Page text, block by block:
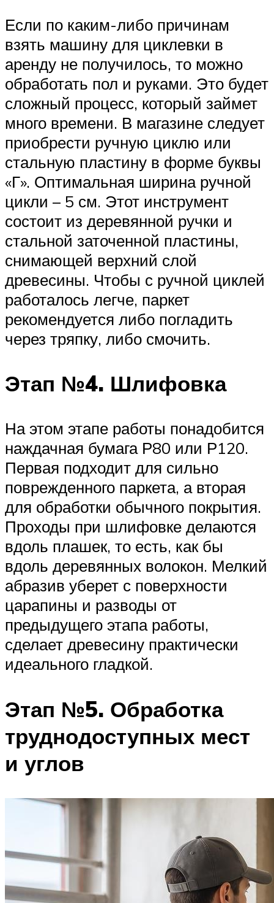
Если по каким-либо причинам
взять машину для циклевки в
аренду не получилось, то можно
обработать пол и руками. Это будет
сложный процесс, который займет
много времени. В магазине следует
приобрести ручную циклю или
стальную пластину в форме буквы
«Г». Оптимальная ширина ручной
цикли – 5 см. Этот инструмент
состоит из деревянной ручки и
стальной заточенной пластины,
снимающей верхний слой
древесины. Чтобы с ручной циклей
работалось легче, паркет
рекомендуется либо погладить
через тряпку, либо смочить.
Этап №4. Шлифовка
На этом этапе работы понадобится
наждачная бумага Р80 или Р120.
Первая подходит для сильно
поврежденного паркета, а вторая
для обработки обычного покрытия.
Проходы при шлифовке делаются
вдоль плашек, то есть, как бы
вдоль деревянных волокон. Мелкий
абразив уберет с поверхности
царапины и разводы от
предыдущего этапа работы,
сделает древесину практически
идеального гладкой.
Этап №5. Обработка
труднодоступных мест
и углов